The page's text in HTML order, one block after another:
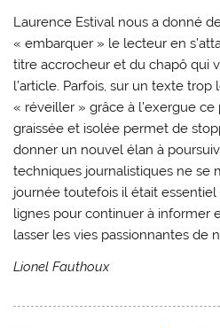
Laurence Estival nous a donné
« embarquer » le lecteur en
titre accrocheur et du chapô qui
l’article. Parfois, sur un texte
« réveiller » grâce à l’exergue
graissée et isolée permet de
donner un nouvel élan à
techniques journalistiques ne se
journée toutefois il était essentiel
lignes pour continuer à informer
lasser les vies passionnantes de
Lionel Fauthoux